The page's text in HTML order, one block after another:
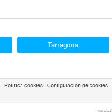
Tarragona
Política cookies Configuración de cookies